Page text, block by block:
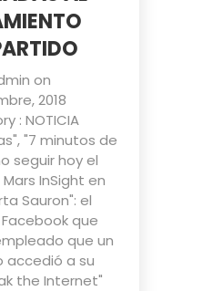
on
2018
: NOTICIA
,"7 minutos de
seguir hoy el
InSight en
Sauron": el
que
que un
accedió a su
the Internet"